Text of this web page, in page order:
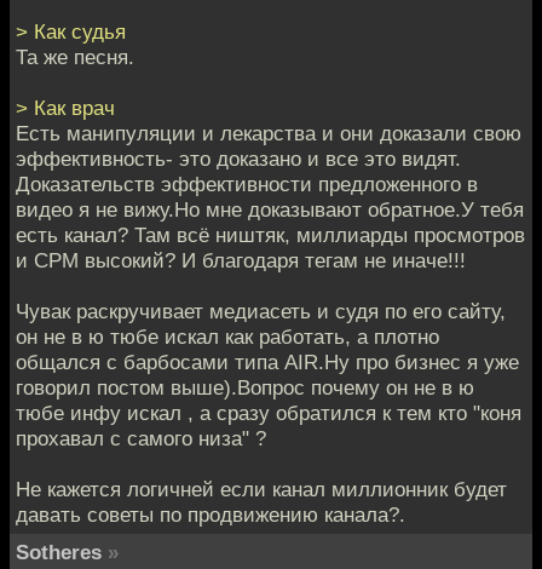
> Как судья
Та же песня.
> Как врач
Есть манипуляции и лекарства и они доказали свою
эффективность- это доказано и все это видят.
Доказательств эффективности предложенного в
видео я не вижу.Но мне доказывают обратное.У тебя
есть канал? Там всё ништяк, миллиарды просмотров
и CPM высокий? И благодаря тегам не иначе!!!
Чувак раскручивает медиасеть и судя по его сайту,
он не в ю тюбе искал как работать, а плотно
общался с барбосами типа АIR.Ну про бизнес я уже
говорил постом выше).Вопрос почему он не в ю
тюбе инфу искал , а сразу обратился к тем кто "коня
прохавал с самого низа" ?
Не кажется логичней если канал миллионник будет
давать советы по продвижению канала?.
Sotheres »